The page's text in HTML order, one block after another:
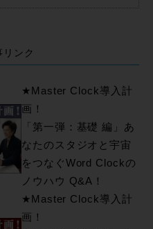
ンク
★Master Clock導入計
画！
「第一弾：基礎 編」あ
なたのスタジオと宇宙
をつなぐWord Clockの
ノウハウ Q&A！
★Master Clock導入計
画！